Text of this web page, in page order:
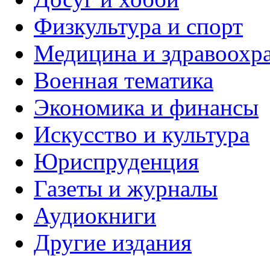
Физкультура и спорт
Медицина и
Военная тематика
Экономика и финансы
Искусство и культура
Юриспруденция
Газеты и журналы
Аудиокниги
Другие издания